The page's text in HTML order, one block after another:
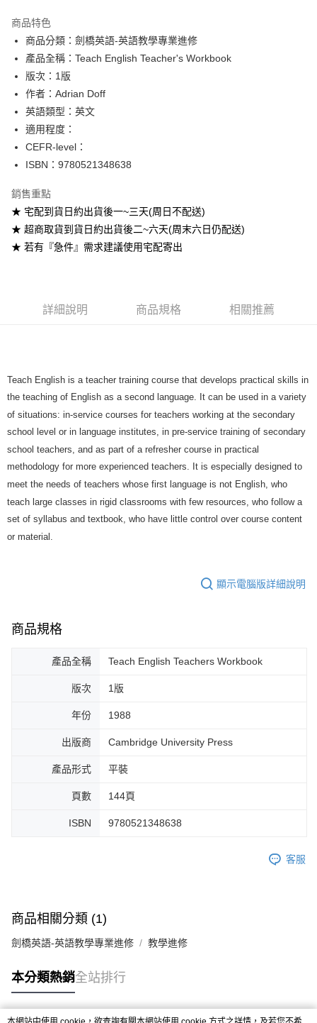
Google Pay
ATM付款
運送方式
付款後全家取貨
7-11取貨付款
每筆NT$60
宅配-台灣本島
商品特色
商品分類：劍橋英語-英語教學專業進修
產品全稱：Teach English Teacher's Workbook
版次：1版
作者：Adrian Doff
英語類型：英文
適用程度：
CEFR-level：
ISBN：9780521348638
銷售重點
★ 宅配到貨日約出貨後一~三天(周日不配送)
★ 超商取貨到貨日約出貨後二~六天(周末六日仍配送)
★ 若有『急件』需求建議使用宅配寄出
詳細說明 商品規格 相關推薦
Teach English is a teacher training course that develops practical skills in
the teaching of English as a second language. It can be used in a variety
of situations: in-service courses for teachers working at the secondary
school level or in language institutes, in pre-service training of secondary
school teachers, and as part of a refresher course in practical
methodology for more experienced teachers. It is especially designed to
meet the needs of teachers whose first language is not English, who
teach large classes in rigid classrooms with few resources, who follow a
set of syllabus and textbook, who have little control over course content
or material.
顯示電腦版詳細說明
商品規格
產品全稱 Teach English Teachers Workbook
版次 1版
年份 1988
出版商 Cambridge University Press
產品形式 平裝
頁數 144頁
ISBN 9780521348638
客服
商品相關分類 (1)
劍橋英語-英語教學專業進修 教學進修
本分類熱銷全站排行